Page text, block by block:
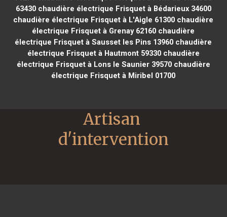
63430chaudière électrique Frisquet à Bédarieux 34600
chaudière électrique Frisquet à L'Aigle 61300 chaudière
électrique Frisquet à Grenay 62160 chaudière
électrique Frisquet à Sausset les Pins 13960 chaudière
électrique Frisquet à Hautmont 59330chaudière
électrique Frisquet à Lons le Saunier 39570chaudière
électrique Frisquet à Miribel 01700
Artisan
d'intervention